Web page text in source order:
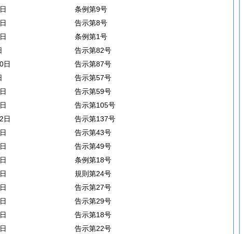
条例第9号
告示第8号
条例第1号
告示第82号
日
告示第87号
告示第57号
告示第59号
告示第105号
日
告示第137号
告示第43号
告示第49号
条例第18号
規則第24号
告示第27号
告示第29号
告示第18号
告示第22号